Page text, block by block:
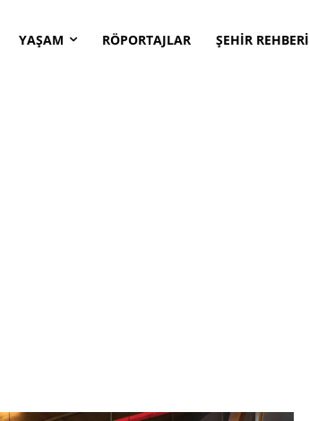
YAŞAM RÖPORTAJLAR ŞEHİR REHBERİ